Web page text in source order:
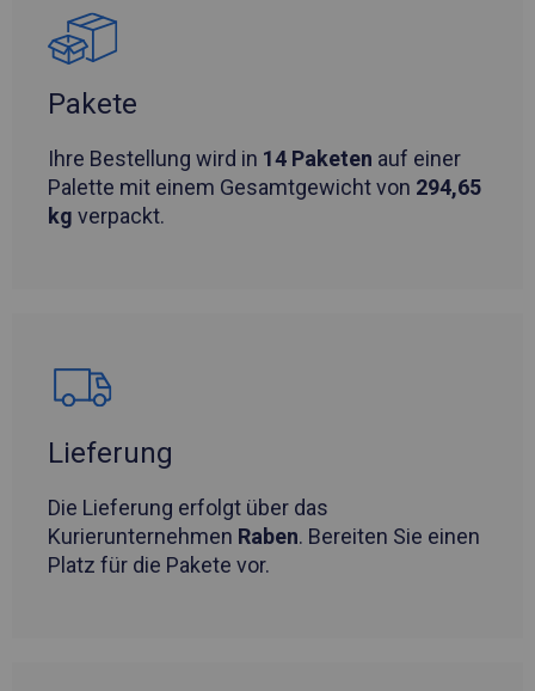
Pakete
Ihre Bestellung wird in 14 Paketen auf einer
Palette mit einem Gesamtgewicht von 294,65
kg verpackt.
Lieferung
Die Lieferung erfolgt über das
Kurierunternehmen Raben. Bereiten Sie einen
Platz für die Pakete vor.